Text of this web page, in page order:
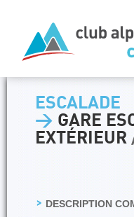
ESCALADE
> GARE
EXTÉRIEUR
DESCRIPTION